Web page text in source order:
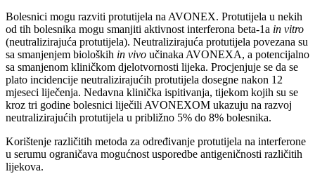
Bolesnici mogu razviti protutijela na AVONEX. Protutijela u nekih
od tih bolesnika mogu smanjiti aktivnost interferona beta-1a in vitro
(neutralizirajuća protutijela). Neutralizirajuća protutijela povezana su
sa smanjenjem bioloških in vivo učinaka AVONEXA, a potencijalno
sa smanjenom kliničkom djelotvornosti lijeka. Procjenjuje se da se
plato incidencije neutralizirajućih protutijela dosegne nakon 12
mjeseci liječenja. Nedavna klinička ispitivanja, tijekom kojih su se
kroz tri godine bolesnici liječili AVONEXOM ukazuju na razvoj
neutralizirajućih protutijela u približno 5% do 8% bolesnika.
Korištenje različitih metoda za određivanje protutijela na interferone
u serumu ograničava mogućnost usporedbe antigeničnosti različitih
lijekova.